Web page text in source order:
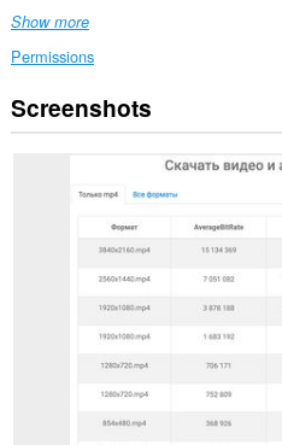
Show more
Permissions
This
extension
Screenshots